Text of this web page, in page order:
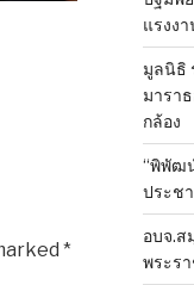
*
แรงง
มูลนิธิ
มารา
กล้อง
“พิพัฒ
ประช
อบจ.ส
พระร